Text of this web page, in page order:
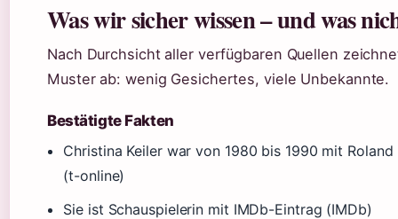
Was wir sicher wissen – und was
Nach Durchsicht aller verfügbaren Quellen
Muster ab: wenig Gesichertes, viele Unbekannte.
Bestätigte Fakten
Christina Keiler war von 1980 bis 1990 mit
(t-online)
Sie ist Schauspielerin mit IMDb-Eintrag (IMDb)